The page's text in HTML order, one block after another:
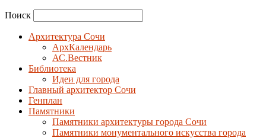
Поиск
Архитектура Сочи
АрхКалендарь
АС.Вестник
Библиотека
Идеи для города
Главный архитектор Сочи
Генплан
Памятники
Памятники архитектуры города Сочи
Памятники монументального искусства города